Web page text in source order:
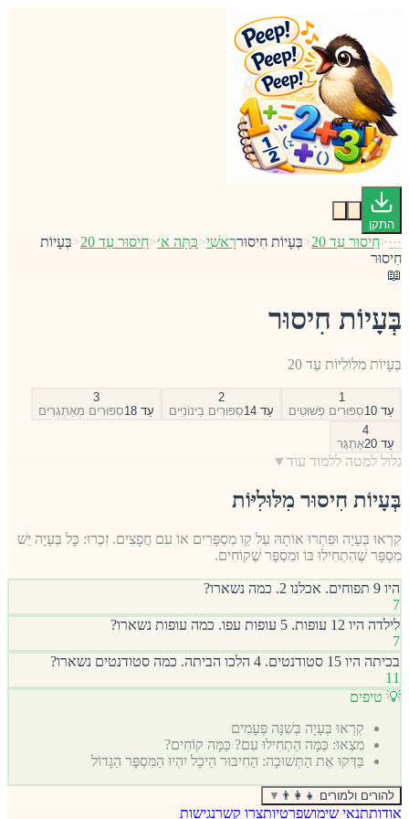
התקן
···
<חִיסוּר עַד 20 <בְּעָיוֹת חִיסוּררָאשִׁי<כִּתָּה א׳<חִיסוּר עַד 20 <בְּעָיוֹת
חִיסוּר
📖
בְּעָיוֹת חִיסוּר
בְּעָיוֹת מִלּוֹלִיּוֹת עַד 20
1
עַד 10
סִפּוּרִים פְּשׁוּטִים
2
עַד 14
סִפּוּרִים בֵּינוֹנִיִּים
3
עַד 18
סִפּוּרִים מְאַתְּגְרִים
4
עַד 20
אֶתְגָּר
גלול למטה ללמוד עוד ▼
בְּעָיוֹת חִיסוּר מִלּוּלִיּוֹת
קִרְאוּ בְּעָיָה וּפִתְרוּ אוֹתָהּ עַל קַו מִסְפָּרִים אוֹ עִם חֲפָצִים. זִכְרוּ: כׇּל בְּעָיָה יֵשׁ
מִסְפָּר שֶׁהִתְחִילוּ בּוֹ וּמִסְפָּר שֶׁקוֹחִים.
היו 9 תפוחים. אכלנו 2. כמה נשארו?
7
לילדה היו 12 עופות. 5 עופות עפו. כמה עופות נשארו?
7
בכיתה היו 15 סטודנטים. 4 הלכו הביתה. כמה סטודנטים נשארו?
11
💡 טיפים
קִרְאוּ בְּעָיָה בְּשִׁנָּה פְּעָמִים
מִצְאוּ: כַּמָּה הַתְחִילוּ עִם? כַּמָּה קוֹחִים?
בַּדְּקוּ אֶת הַתְּשׁוּבָה: הַחִיבּוּר הֵיכָל יִהְיוּ הַמִּסְפָּר הַגָּדוֹל
להורים ולמורים 👨‍👩‍👧 ▼
אודותתנאי שימושפרטיותצרו קשרנגישות